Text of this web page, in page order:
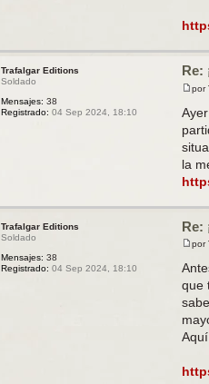
Trafalgar Editions
Soldado
Mensajes: 38
Registrado: 04 Sep 2024, 18:10
Re:
M
n
s
j
e
por
la
Trafalgar Editions
Soldado
Mensajes: 38
Registrado: 04 Sep 2024, 18:10
Re:
M
n
s
a
j
e
por
que